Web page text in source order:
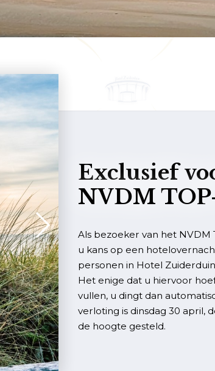
Exclusief
NVDM
Als bezoeker van het
u kans op een
personen in Hotel
Het enige dat u hiervoor
vullen, u dingt dan
verloting is dinsdag 30 april,
de hoogte gesteld.